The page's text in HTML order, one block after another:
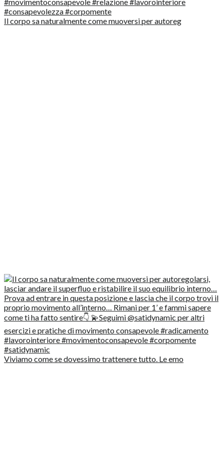
Il corpo sa naturalmente come muoversi per autoreg
Viviamo come se dovessimo trattenere tutto. Le emo